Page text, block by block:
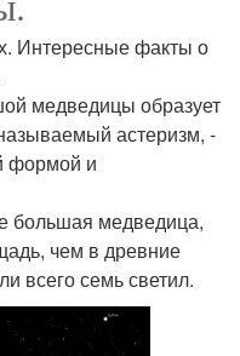
Интересные факты о
медведицы образует
астеризм, -
формой и
большая медведица,
чем в древние
всего семь светил.